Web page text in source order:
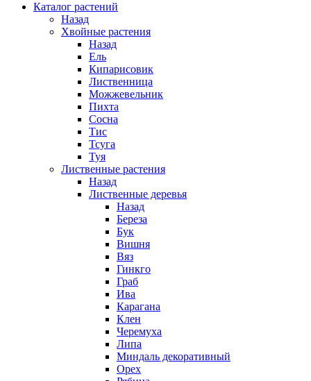
Каталог растений
Назад
Хвойные растения
Назад
Ель
Кипарисовик
Лиственница
Можжевельник
Пихта
Сосна
Тис
Тсуга
Туя
Лиственные растения
Назад
Лиственные деревья
Назад
Береза
Бук
Вишня
Вяз
Гинкго
Граб
Ива
Карагана
Клен
Черемуха
Липа
Миндаль декоративный
Орех